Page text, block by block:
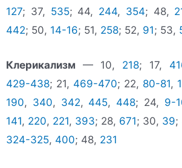
127; 37, 535; 44, 244, 354; 48,
442; 50, 14-16; 51, 258; 52, 91; 53,
Клерикализм — 10, 218; 17,
429-438; 21, 469-470; 22, 80-81,
190, 340, 342, 445, 448; 24, 9-
141, 220, 221, 393; 28, 671; 30, 39;
324-325, 400; 48, 231